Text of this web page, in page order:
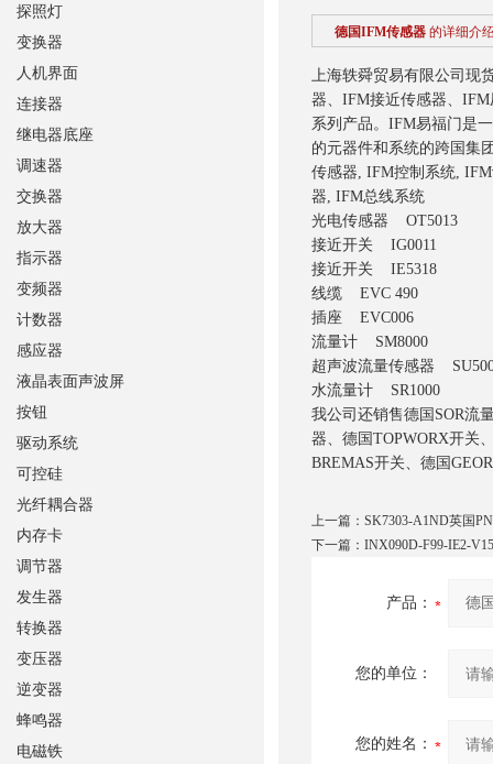
德国IFM传感器 的详细介
上海轶舜贸易有限公司现
器、IFM接近传感器、
系列产品。IFM易福门是
的元器件和系统的跨国集
传感器, IFM控制系统,
器, IFM总线系统
光电传感器 OT5013
接近开关 IG0011
接近开关 IE5318
线缆 EVC 490
插座 EVC006
流量计 SM8000
超声波流量传感器
水流量计 SR1000
我公司还销售德国SOR流
器、德国TOPWORX开关
BREMAS开关、德国
上一篇： SK7303-A1ND英国
下一篇： INX090D-F99-IE2-
产品：
您的单位：
您的姓名：
探照灯
变换器
人机界面
连接器
继电器底座
调速器
交换器
放大器
指示器
变频器
计数器
感应器
液晶表面声波屏
按钮
驱动系统
可控硅
光纤耦合器
内存卡
调节器
发生器
转换器
变压器
逆变器
蜂鸣器
电磁铁